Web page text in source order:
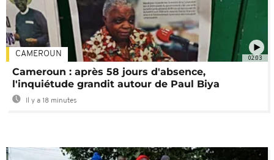
02:03
CAMEROUN
Cameroun : après 58 jours d'absence,
l'inquiétude grandit autour de Paul Biya
Il y a 18 minutes